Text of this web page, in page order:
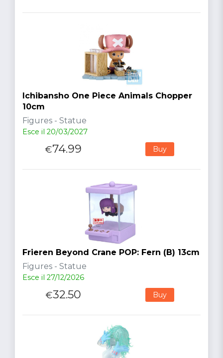
Ichibansho One Piece Animals Chopper
10cm
Figures - Statue
Esce il 20/03/2027
€74.99 Buy
Frieren Beyond Crane POP: Fern (B) 13cm
Figures - Statue
Esce il 27/12/2026
€32.50 Buy